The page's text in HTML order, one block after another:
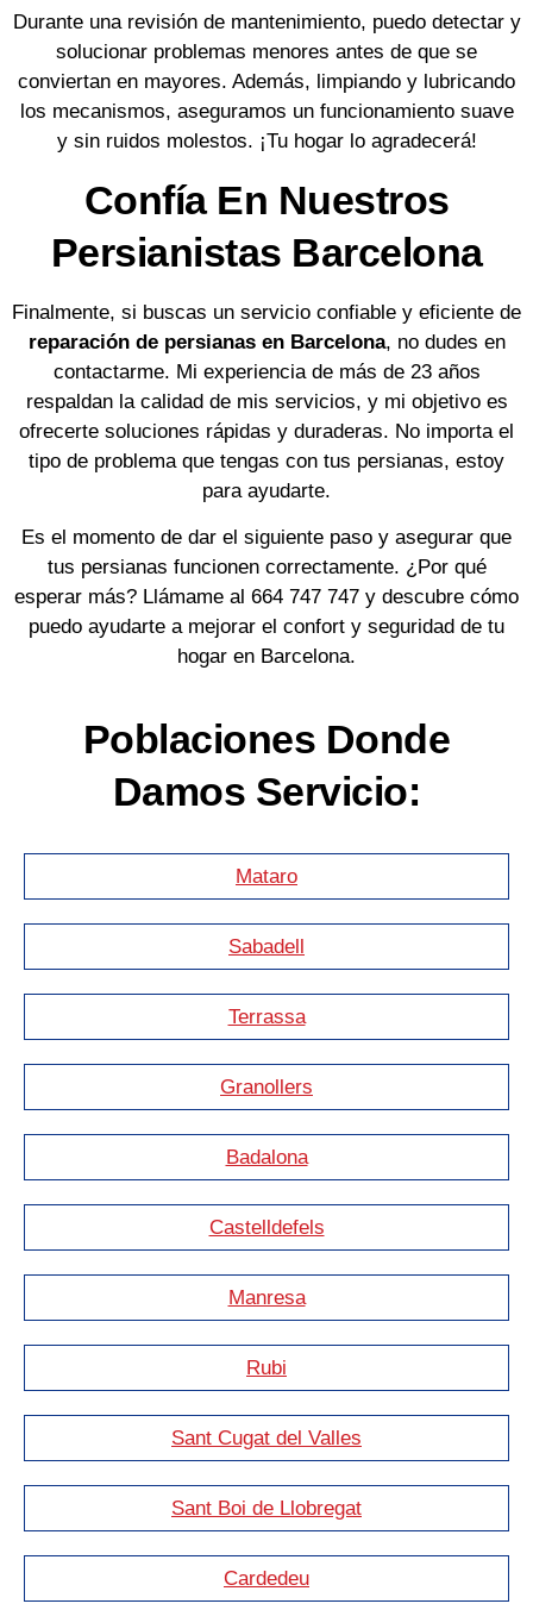
Durante una revisión de mantenimiento, puedo detectar y
solucionar problemas menores antes de que se
conviertan en mayores. Además, limpiando y lubricando
los mecanismos, aseguramos un funcionamiento suave
y sin ruidos molestos. ¡Tu hogar lo agradecerá!
Confía En Nuestros
Persianistas Barcelona
Finalmente, si buscas un servicio confiable y eficiente de
reparación de persianas en Barcelona, no dudes en
contactarme. Mi experiencia de más de 23 años
respaldan la calidad de mis servicios, y mi objetivo es
ofrecerte soluciones rápidas y duraderas. No importa el
tipo de problema que tengas con tus persianas, estoy
para ayudarte.
Es el momento de dar el siguiente paso y asegurar que
tus persianas funcionen correctamente. ¿Por qué
esperar más? Llámame al 664 747 747 y descubre cómo
puedo ayudarte a mejorar el confort y seguridad de tu
hogar en Barcelona.
Poblaciones Donde
Damos Servicio:
Mataro
Sabadell
Terrassa
Granollers
Badalona
Castelldefels
Manresa
Rubi
Sant Cugat del Valles
Sant Boi de Llobregat
Cardedeu